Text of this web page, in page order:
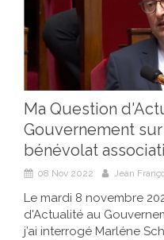
Ma Question
Gouvernement
bénévolat
08 Nov 2022 Jean
Le mardi 8 novembre
d'Actualité au
j’ai interrogé Marléne